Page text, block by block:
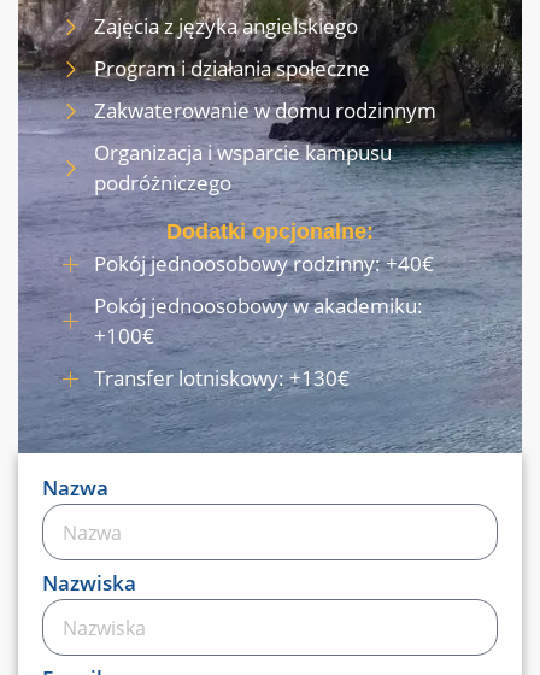
Nazwa
Nazwiska
Zajęcia z języka angielskiego
Program i działania społeczne
Zakwaterowanie w domu rodzinnym
Organizacja i wsparcie kampusu
podróżniczego
Dodatki opcjonalne:
Pokój jednoosobowy rodzinny: +40€
Pokój jednoosobowy w akademiku:
+100€
Transfer lotniskowy: +130€